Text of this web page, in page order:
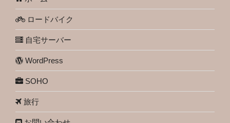
ロードバイク
自宅サーバー
WordPress
SOHO
旅行